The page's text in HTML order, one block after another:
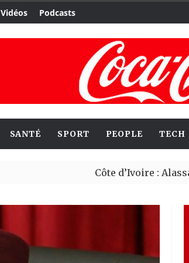
Vidéos Podcasts
SANTÉ SPORT PEOPLE TECH
Côte d’Ivoire : Alassane